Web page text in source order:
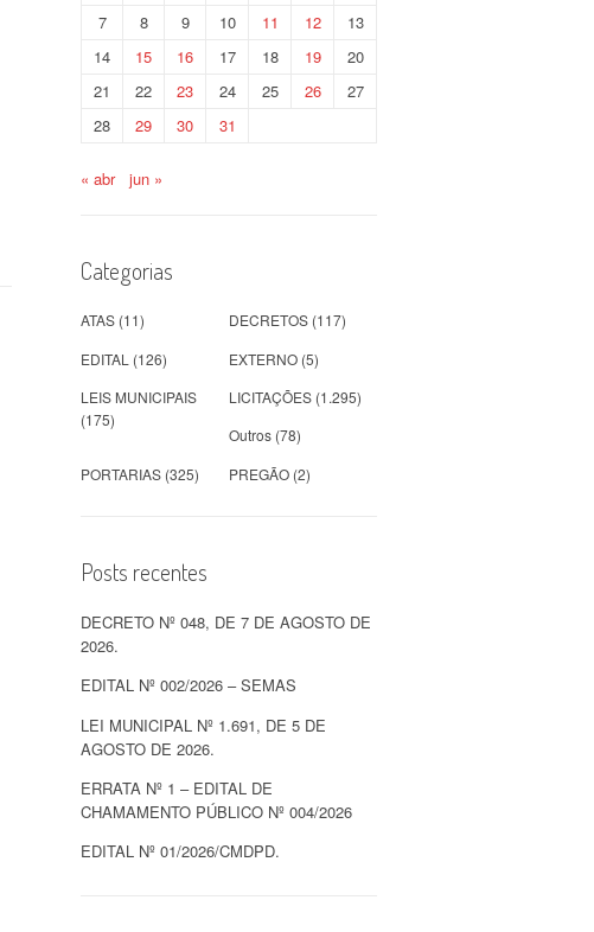
7
8 9 10 11 12
13
14
15 16 17 18 19
20
21
22 23 24 25 26
27
28
29 30 31
« abr jun »
Categorias
ATAS (11) DECRETOS (117)
EDITAL (126) EXTERNO (5)
LEIS MUNICIPAIS
(175)
LICITAÇÕES (1.295)
Outros (78)
PORTARIAS (325) PREGÃO (2)
Posts recentes
DECRETO Nº 048, DE 7 DE AGOSTO DE
2026.
EDITAL Nº 002/2026 – SEMAS
LEI MUNICIPAL Nº 1.691, DE 5 DE
AGOSTO DE 2026.
ERRATA Nº 1 – EDITAL DE
CHAMAMENTO PÚBLICO Nº 004/2026
EDITAL Nº 01/2026/CMDPD.